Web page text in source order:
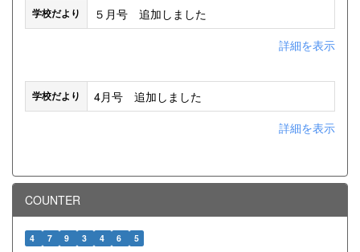
学校だより
５月号 追加しました
詳細を表示
学校だより
4月号 追加しました
詳細を表示
COUNTER
4 7 9 3 4 6 5